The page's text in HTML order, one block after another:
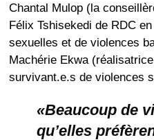
Chantal Mulop (la
Félix Tshisekedi de RDC
sexuelles et de violences
Machérie Ekwa
survivant.e.s de violences
«Beaucoup de
qu’elles